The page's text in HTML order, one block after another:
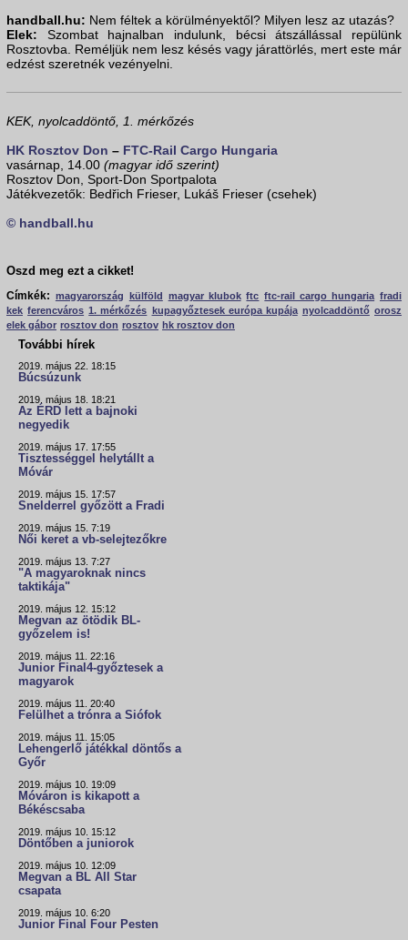
handball.hu: Nem féltek a körülményektől? Milyen lesz az utazás?
Elek: Szombat hajnalban indulunk, bécsi átszállással repülünk
Rosztovba. Reméljük nem lesz késés vagy járattörlés, mert este már
edzést szeretnék vezényelni.
KEK, nyolcaddöntő, 1. mérkőzés
HK Rosztov Don – FTC-Rail Cargo Hungaria
vasárnap, 14.00 (magyar idő szerint)
Rosztov Don, Sport-Don Sportpalota
Játékvezetők: Bedřich Frieser, Lukáš Frieser (csehek)
© handball.hu
Oszd meg ezt a cikket!
Címkék: magyarország külföld magyar klubok ftc ftc-rail cargo hungaria fradi
kek ferencváros 1. mérkőzés kupagyőztesek európa kupája nyolcaddöntő orosz
elek gábor rosztov don rosztov hk rosztov don
További hírek
2019. május 22. 18:15
Búcsúzunk
2019. május 18. 18:21
Az ÉRD lett a bajnoki
negyedik
2019. május 17. 17:55
Tisztességgel helytállt a
Móvár
2019. május 15. 17:57
Snelderrel győzött a Fradi
2019. május 15. 7:19
Női keret a vb-selejtezőkre
2019. május 13. 7:27
"A magyaroknak nincs
taktikája"
2019. május 12. 15:12
Megvan az ötödik BL-
győzelem is!
2019. május 11. 22:16
Junior Final4-győztesek a
magyarok
2019. május 11. 20:40
Felülhet a trónra a Siófok
2019. május 11. 15:05
Lehengerlő játékkal döntős a
Győr
2019. május 10. 19:09
Móváron is kikapott a
Békéscsaba
2019. május 10. 15:12
Döntőben a juniorok
2019. május 10. 12:09
Megvan a BL All Star
csapata
2019. május 10. 6:20
Junior Final Four Pesten